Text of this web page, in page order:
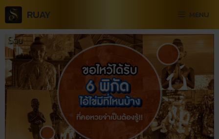
RUAY MENU